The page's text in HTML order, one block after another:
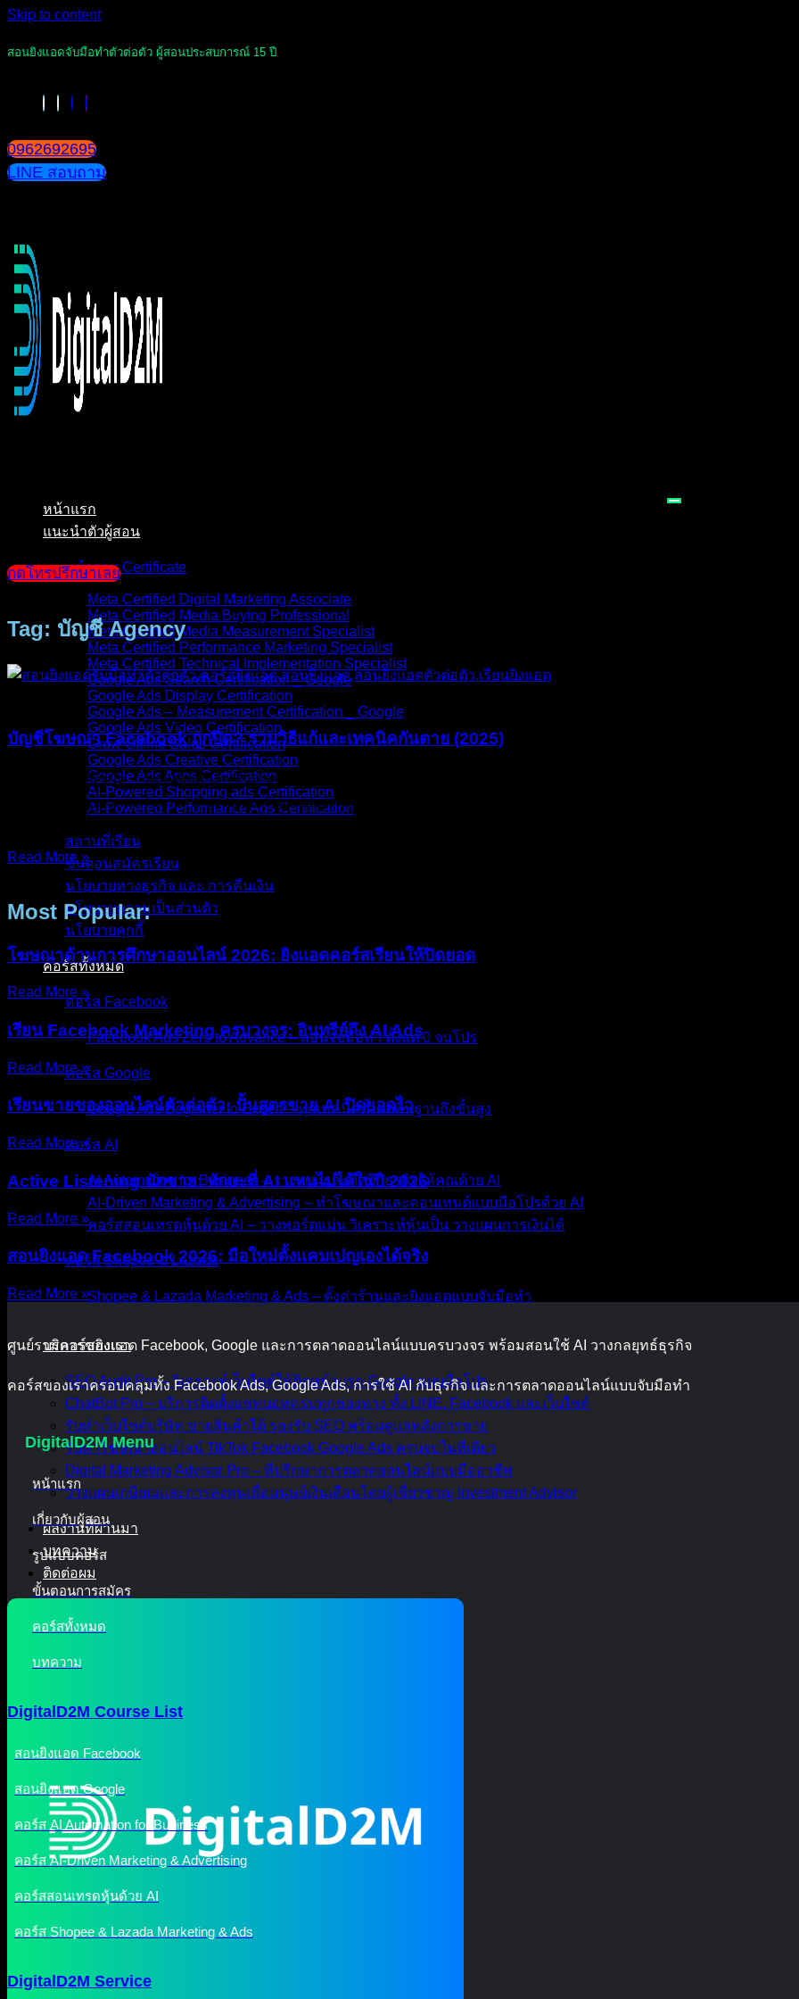
Skip to content
สอนยิงแอดจับมือทำตัวต่อตัว ผู้สอนประสบการณ์ 15 ปี
0962692695
LINE สอบถาม
หน้าแรก
แนะนำตัวผู้สอน
หน้ารวม Certificate
Meta Certified Digital Marketing Associate
Meta Certified Media Buying Professional
Meta Certified Media Measurement Specialist
Meta Certified Performance Marketing Specialist
Meta Certified Technical Implementation Specialist
Google Ads Search Certification _ Google
Google Ads Display Certification
Google Ads – Measurement Certification _ Google
Google Ads Video Certification
Grow Offline Sales Certification
Google Ads Creative Certification
Google Ads Apps Certification
AI-Powered Shopping ads Certification
AI-Powered Performance Ads Certification
สถานที่เรียน
ขั้นตอนสมัครเรียน
นโยบายทางธุรกิจ และ การคืนเงิน
นโยบายความเป็นส่วนตัว
นโยบายคุกกี้
คอร์สทั้งหมด
คอร์ส Facebook
Facebook Ads Zero to Advance – สอนจับมือทำ ตั้งแต่ 0 จนโปร
คอร์ส Google
Google Ads Beginner to Expert – ทุกเทคนิคตั้งแต่พื้นฐานถึงขั้นสูง
คอร์ส AI
AI Automation for Business – วางแผนและติดปีกธุรกิจให้คุณด้วย AI
AI-Driven Marketing & Advertising – ทำโฆษณาและคอนเทนต์แบบมือโปรด้วย AI
คอร์สสอนเทรดหุ้นด้วย AI – วางพอร์ตแม่น วิเคราะห์หุ้นเป็น วางแผนการเงินได้
คอร์ส Shopee & Lazada
Shopee & Lazada Marketing & Ads – ตั้งค่าร้านและยิงแอดแบบจับมือทำ
บริการของเรา
SEO Audit Pro – วิเคราะห์เว็บไซต์ให้ติดหน้าแรก Google แบบมือโปร
ChatBot Pro – บริการติดตั้งแชทบอทครบทุกช่องทาง ทั้ง LINE, Facebook และเว็บไซต์
รับทำเว็บไซต์บริษัท ขายสินค้าได้ รองรับ SEO พร้อมดูแลหลังการขาย
รับทำโฆษณาออนไลน์ TikTok Facebook Google Ads ครบจบในที่เดียว
Digital Marketing Advisor Pro – ที่ปรึกษาการตลาดออนไลน์แบบมืออาชีพ
วางแผนเกษียณและการลงทุนเพื่อมนุษย์เงินเดือนโดยผู้เชี่ยวชาญ Investment Advisor
ผลงานที่ผ่านมา
บทความ
ติดต่อผม
กดโทรปรึกษาเลย
Tag: บัญชี Agency
บัญชีโฆษณา Facebook ถูกปิด? รวมวิธีแก้และเทคนิคกันตาย (2025)
เช้าวันจันทร์ที่สดใส… คุณหยิบมือถือขึ้นมาเช็กยอดขายด้วยความหวัง แต่กลับต้องพบกับฝันร้ายที่สุดของคนทำออนไลน์ นั่นคือแถบ
โฆษณาของคุณถูกปิดใช้งาน” (Ad Account Disabled) วินาทีนั้นเหมือนโลกถล่มทลายใช่ไหมครับ? เพราะสำหรับธุรกิจออนไลน์แล้
Read More »
15/Dec/2025No Comments
Most Popular:
โฆษณาด้านการศึกษาออนไลน์ 2026: ยิงแอดคอร์สเรียนให้ปิดยอด
Read More »
เรียน Facebook Marketing ครบวงจร: อินทรีย์ถึง AI Ads
Read More »
เรียนขายของออนไลน์ตัวต่อตัว: ปั้นสูตรขาย AI ปิดยอดไว
Read More »
Active Listening นักขาย: ทักษะที่ AI แทนไม่ได้ในปี 2026
Read More »
สอนยิงแอด Facebook 2026: มือใหม่ตั้งแคมเปญเองได้จริง
Read More »
ศูนย์รวมคอร์สยิงแอด Facebook, Google และการตลาดออนไลน์แบบครบวงจร พร้อมสอนใช้ AI วางกลยุทธ์ธุรกิจ
คอร์สของเราครอบคลุมทั้ง Facebook Ads, Google Ads, การใช้ AI กับธุรกิจ และการตลาดออนไลน์แบบจับมือทำ
DigitalD2M Menu
หน้าแรก
เกี่ยวกับผู้สอน
รูปแบบคอร์ส
ขั้นตอนการสมัคร
คอร์สทั้งหมด
บทความ
DigitalD2M Course List
สอนยิงแอด Facebook
สอนยิงแอด Google
คอร์ส AI Automation for Business
คอร์ส AI-Driven Marketing & Advertising
คอร์สสอนเทรดหุ้นด้วย AI
คอร์ส Shopee & Lazada Marketing & Ads
DigitalD2M Service